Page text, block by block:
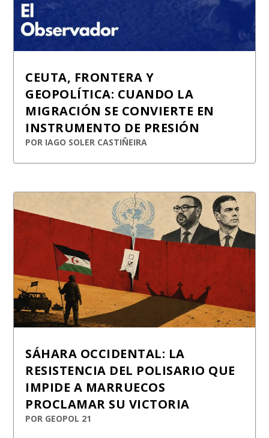
CEUTA, FRONTERA Y
GEOPOLÍTICA: CUANDO LA
MIGRACIÓN SE CONVIERTE EN
INSTRUMENTO DE PRESIÓN
POR IAGO SOLER CASTIÑEIRA
SÁHARA OCCIDENTAL: LA
RESISTENCIA DEL POLISARIO QUE
IMPIDE A MARRUECOS
PROCLAMAR SU VICTORIA
POR GEOPOL 21